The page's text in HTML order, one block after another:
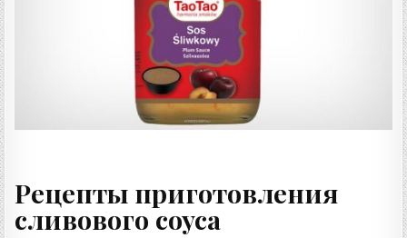
Рецепты приготовления
сливового соуса